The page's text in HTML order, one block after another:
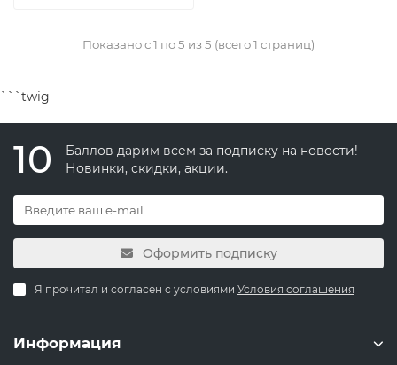
Показано с 1 по 5 из 5 (всего 1 страниц)
```twig
10
Баллов дарим всем за подписку на новости!
Новинки, скидки, акции.
Оформить подписку
Я прочитал и согласен с условиями Условия соглашения
Информация